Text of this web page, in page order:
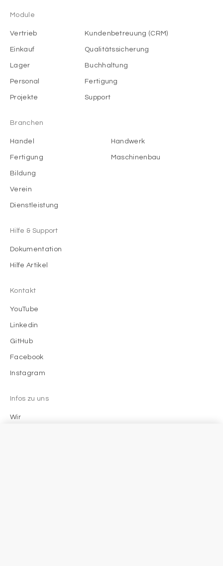
Module
Vertrieb
Einkauf
Lager
Personal
Projekte
Kundenbetreuung (CRM)
Qualitätssicherung
Buchhaltung
Fertigung
Support
Branchen
Handel
Fertigung
Bildung
Verein
Dienstleistung
Handwerk
Maschinenbau
Hilfe & Support
Dokumentation
Hilfe Artikel
Kontakt
YouTube
Linkedin
GitHub
Facebook
Instagram
Infos zu uns
Wir